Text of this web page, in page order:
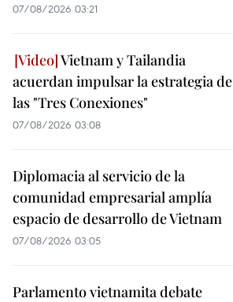
07/08/2026 03:21
Vietnam y Tailandia
acuerdan impulsar la estrategia de
las "Tres Conexiones"
07/08/2026 03:08
Diplomacia al servicio de la
comunidad empresarial amplía
espacio de desarrollo de Vietnam
07/08/2026 03:05
Parlamento vietnamita debate